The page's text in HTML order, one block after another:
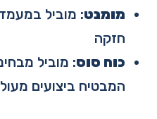
מומנט: מוביל
חזקה
כוח סוס: מוביל
המבטיח ביצועים